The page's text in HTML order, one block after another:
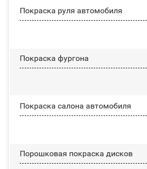
Покраска руля автомобиля
Покраска фургона
Покраска салона автомобиля
Порошковая покраска дисков